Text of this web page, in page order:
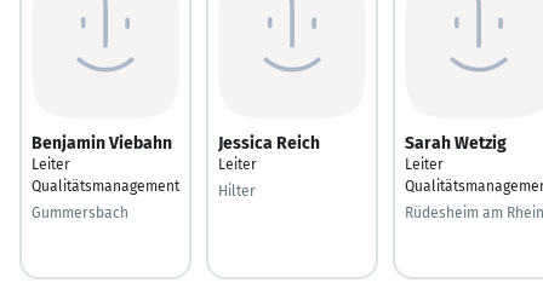
Benjamin Viebahn
Leiter
Qualitätsmanagement
Gummersbach
Jessica Reich
Leiter
Hilter
Sarah Wetzig
Leiter
Rüdesheim am Rhein